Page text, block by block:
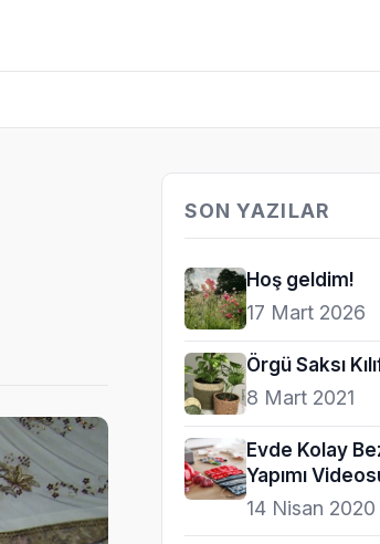
SON YAZILAR
Hoş geldim!
17 Mart 2026
Örgü Saksı
8 Mart 2021
Evde Kolay
Yapımı
14 Nisan 2020